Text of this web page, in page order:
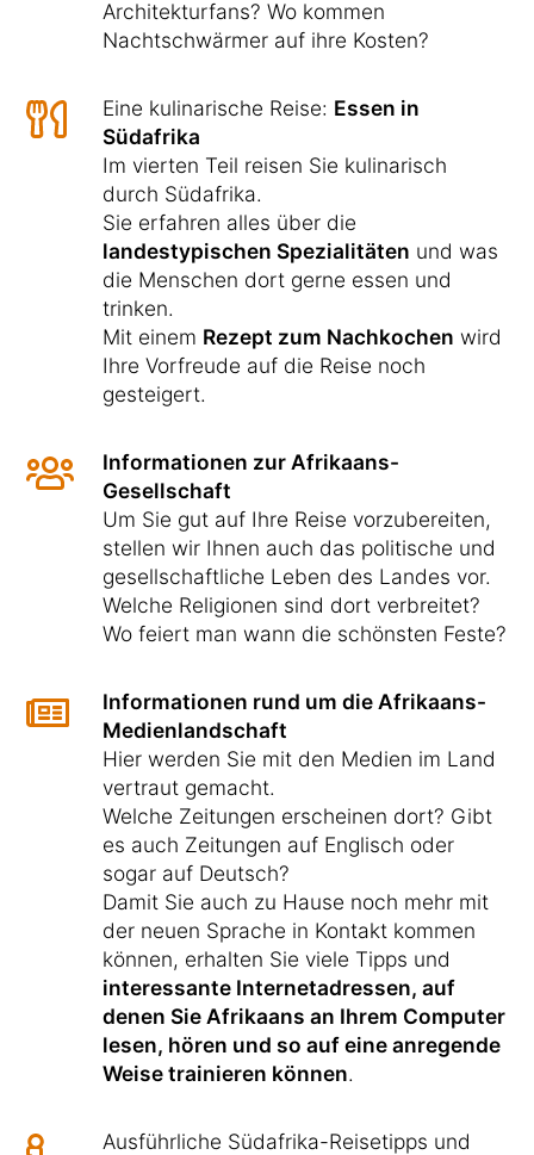
Architekturfans? Wo kommen
Nachtschwärmer auf ihre Kosten?
Eine kulinarische Reise: Essen in
Südafrika
Im vierten Teil reisen Sie kulinarisch
durch Südafrika.
Sie erfahren alles über die
landestypischen Spezialitäten und was
die Menschen dort gerne essen und
trinken.
Mit einem Rezept zum Nachkochen wird
Ihre Vorfreude auf die Reise noch
gesteigert.
Informationen zur Afrikaans-
Gesellschaft
Um Sie gut auf Ihre Reise vorzubereiten,
stellen wir Ihnen auch das politische und
gesellschaftliche Leben des Landes vor.
Welche Religionen sind dort verbreitet?
Wo feiert man wann die schönsten Feste?
Informationen rund um die Afrikaans-
Medienlandschaft
Hier werden Sie mit den Medien im Land
vertraut gemacht.
Welche Zeitungen erscheinen dort? Gibt
es auch Zeitungen auf Englisch oder
sogar auf Deutsch?
Damit Sie auch zu Hause noch mehr mit
der neuen Sprache in Kontakt kommen
können, erhalten Sie viele Tipps und
interessante Internetadressen, auf
denen Sie Afrikaans an Ihrem Computer
lesen, hören und so auf eine anregende
Weise trainieren können.
Ausführliche Südafrika-Reisetipps und